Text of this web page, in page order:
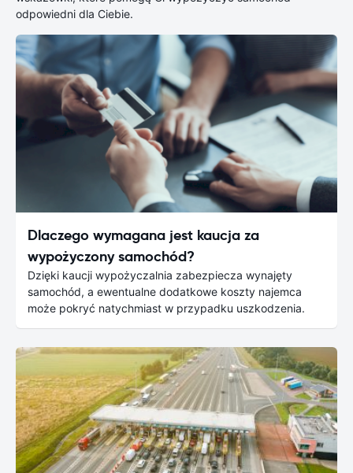
odpowiedni dla Ciebie.
Dlaczego wymagana jest kaucja za
wypożyczony samochód?
Dzięki kaucji wypożyczalnia zabezpiecza wynajęty
samochód, a ewentualne dodatkowe koszty najemca
może pokryć natychmiast w przypadku uszkodzenia.